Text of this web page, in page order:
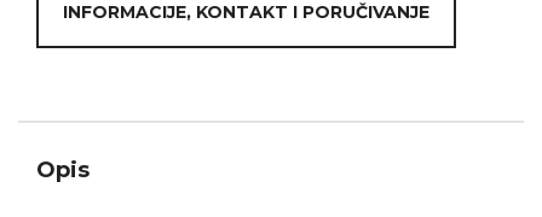
INFORMACIJE, KONTAKT I PORUČIVANJE
Opis